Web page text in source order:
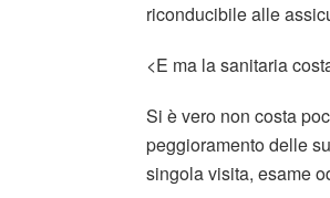
riconducibile alle
<E ma la sanitaria
Si è vero non costa
peggioramento delle
singola visita, esame